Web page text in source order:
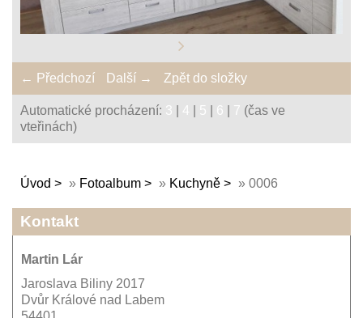
← Předchozí Další → Zpět do složky
Automatické procházení: 3 4 5 6 7 (čas ve
vteřinách)
Úvod » Fotoalbum » Kuchyně » 0006
Kontakt
Martin Lár
Jaroslava Biliny 2017
Dvůr Králové nad Labem